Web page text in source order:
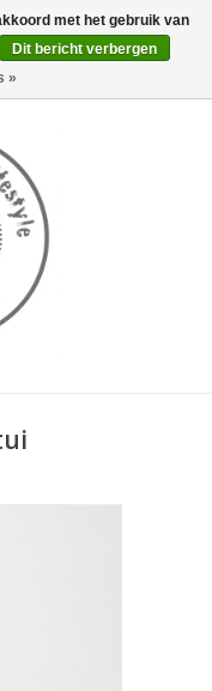
0 Artikelen - €0,00
met het gebruik van
Dit bericht verbergen
»